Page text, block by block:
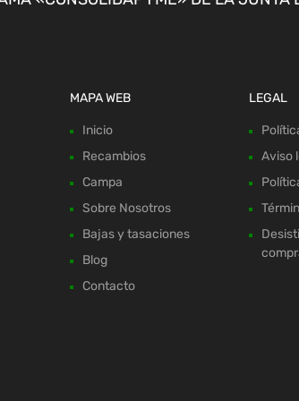
MAPA WEB
Inicio
Recambios
Campa
Sobre Nosotros
Bajas y tasaciones
Blog
Contacto
LEGAL
Aviso